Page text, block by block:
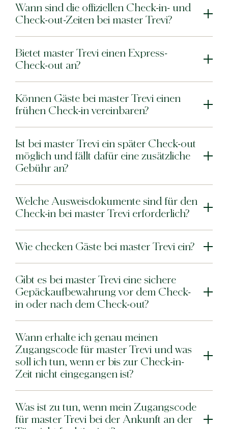
Wann sind die offiziellen Check-in- und
Check-out-Zeiten bei master Trevi?
Bietet master Trevi einen Express-
Check-out an?
Können Gäste bei master Trevi einen
frühen Check-in vereinbaren?
Ist bei master Trevi ein später Check-out
möglich und fällt dafür eine zusätzliche
Gebühr an?
Welche Ausweisdokumente sind für den
Check-in bei master Trevi erforderlich?
Wie checken Gäste bei master Trevi ein?
Gibt es bei master Trevi eine sichere
Gepäckaufbewahrung vor dem Check-
in oder nach dem Check-out?
Wann erhalte ich genau meinen
Zugangscode für master Trevi und was
soll ich tun, wenn er bis zur Check-in-
Zeit nicht eingegangen ist?
Was ist zu tun, wenn mein Zugangscode
für master Trevi bei der Ankunft an der